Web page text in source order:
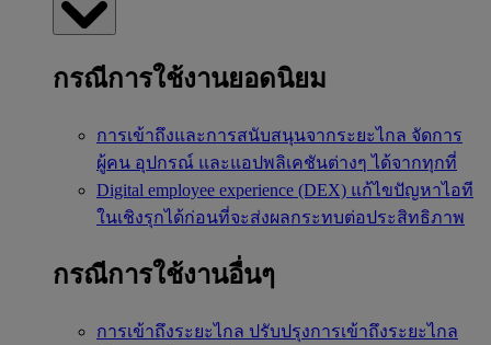
กรณีการใช้งานยอดนิยม
การเข้าถึงและการสนับสนุนจากระยะไกล จัดการ
ผู้คน อุปกรณ์ และแอปพลิเคชันต่างๆ ได้จากทุกที่
Digital employee experience (DEX) แก้ไขปัญหาไอที
ในเชิงรุกได้ก่อนที่จะส่งผลกระทบต่อประสิทธิภาพ
กรณีการใช้งานอื่นๆ
การเข้าถึงระยะไกล ปรับปรุงการเข้าถึงระยะไกล